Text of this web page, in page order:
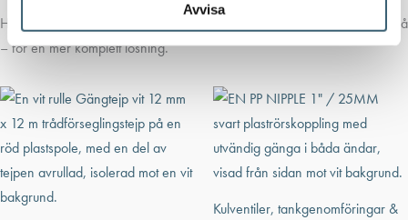
Avvisa
Här har vi samlat produkter som ofta passar bra ihop med det du tittar på
– för en mer komplett lösning.
Kulventiler, tankgenomföringar &